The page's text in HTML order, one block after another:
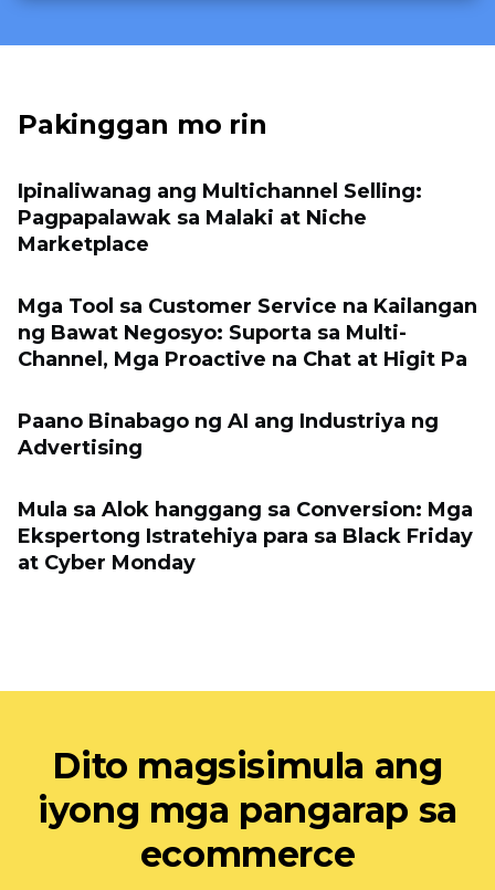
Pakinggan mo rin
Ipinaliwanag ang Multichannel Selling:
Pagpapalawak sa Malaki at Niche
Marketplace
Mga Tool sa Customer Service na Kailangan
ng Bawat Negosyo: Suporta sa Multi-
Channel, Mga Proactive na Chat at Higit Pa
Paano Binabago ng AI ang Industriya ng
Advertising
Mula sa Alok hanggang sa Conversion: Mga
Ekspertong Istratehiya para sa Black Friday
at Cyber ​​Monday
Dito magsisimula ang
iyong mga pangarap sa
ecommerce